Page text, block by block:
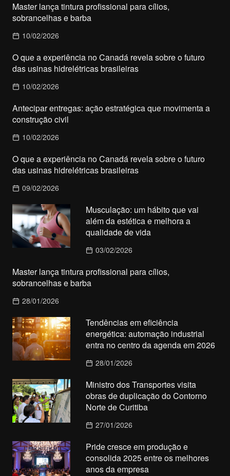
Master lança tintura profissional para cílios,
sobrancelhas e barba
10/02/2026
O que a experiência no Canadá revela sobre o futuro
das usinas hidrelétricas brasileiras
10/02/2026
Antecipar entregas: ação estratégica que movimenta a
construção civil
10/02/2026
O que a experiência no Canadá revela sobre o futuro
das usinas hidrelétricas brasileiras
09/02/2026
Musculação: um hábito que vai
além da estética e melhora a
qualidade de vida
03/02/2026
Master lança tintura profissional para cílios,
sobrancelhas e barba
28/01/2026
Tendências em eficiência
energética: automação industrial
entra no centro da agenda em 2026
28/01/2026
Ministro dos Transportes visita
obras de duplicação do Contorno
Norte de Curitiba
27/01/2026
Pride cresce em produção e
consolida 2025 entre os melhores
anos da empresa